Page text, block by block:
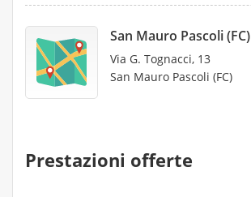
San Mauro Pascoli (FC)
Via G. Tognacci, 13
San Mauro Pascoli (FC)
Prestazioni offerte